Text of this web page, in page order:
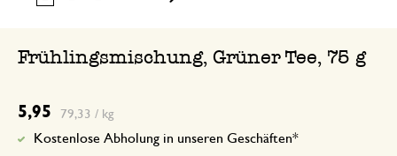
Frühlingsmischung, Grüner Tee, 75 g
5,95 79,33 / kg
Kostenlose Abholung in unseren Geschäften*